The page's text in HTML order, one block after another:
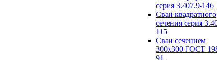
серия 3.407.9-146
Сваи квадратного
сечения серия
115
Сваи сечением
300х300 ГОСТ
91